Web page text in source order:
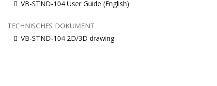
VB-STND-104 User Guide (English)
TECHNISCHES DOKUMENT
VB-STND-104 2D/3D drawing